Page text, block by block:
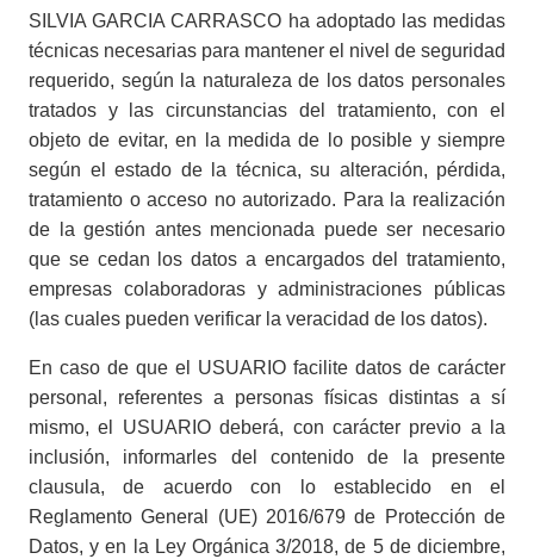
SILVIA GARCIA CARRASCO ha adoptado las medidas
técnicas necesarias para mantener el nivel de seguridad
requerido, según la naturaleza de los datos personales
tratados y las circunstancias del tratamiento, con el
objeto de evitar, en la medida de lo posible y siempre
según el estado de la técnica, su alteración, pérdida,
tratamiento o acceso no autorizado. Para la realización
de la gestión antes mencionada puede ser necesario
que se cedan los datos a encargados del tratamiento,
empresas colaboradoras y administraciones públicas
(las cuales pueden verificar la veracidad de los datos).
En caso de que el USUARIO facilite datos de carácter
personal, referentes a personas físicas distintas a sí
mismo, el USUARIO deberá, con carácter previo a la
inclusión, informarles del contenido de la presente
clausula, de acuerdo con lo establecido en el
Reglamento General (UE) 2016/679 de Protección de
Datos, y en la Ley Orgánica 3/2018, de 5 de diciembre,